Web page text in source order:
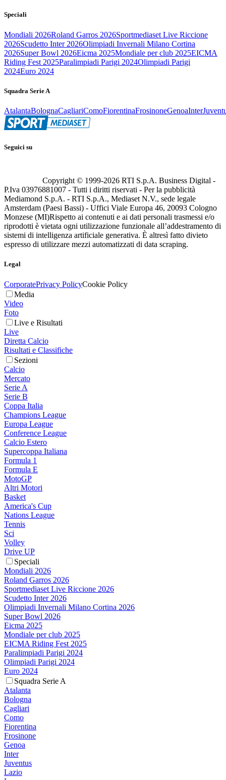
Speciali
Mondiali 2026Roland Garros 2026Sportmediaset Live Riccione
2026Scudetto Inter 2026Olimpiadi Invernali Milano Cortina
2026Super Bowl 2026Eicma 2025Mondiale per club 2025EICMA
Riding Fest 2025Paralimpiadi Parigi 2024Olimpiadi Parigi
2024Euro 2024
Squadra Serie A
AtalantaBolognaCagliariComoFiorentinaFrosinoneGenoaInter
Seguici su
Copyright © 1999-2026 RTI S.p.A. Business Digital -
P.Iva 03976881007 - Tutti i diritti riservati - Per la pubblicità
Mediamond S.p.A. - RTI S.p.A., Mediaset N.V., sede legale
Amsterdam (Paesi Bassi) - Uffici Viale Europa 46, 20093 Cologno
Monzese (MI)Rispetto ai contenuti e ai dati personali trasmessi e/o
riprodotti è vietata ogni utilizzazione funzionale all’addestramento di
sistemi di intelligenza artificiale generativa. È altresì fatto divieto
espresso di utilizzare mezzi automatizzati di data scraping.
Legal
CorporatePrivacy PolicyCookie Policy
Media
Video
Foto
Live e Risultati
Live
Diretta Calcio
Risultati e Classifiche
Sezioni
Calcio
Mercato
Serie A
Serie B
Coppa Italia
Champions League
Europa League
Conference League
Calcio Estero
Supercoppa Italiana
Formula 1
Formula E
MotoGP
Altri Motori
Basket
America's Cup
Nations League
Tennis
Sci
Volley
Drive UP
Speciali
Mondiali 2026
Roland Garros 2026
Sportmediaset Live Riccione 2026
Scudetto Inter 2026
Olimpiadi Invernali Milano Cortina 2026
Super Bowl 2026
Eicma 2025
Mondiale per club 2025
EICMA Riding Fest 2025
Paralimpiadi Parigi 2024
Olimpiadi Parigi 2024
Euro 2024
Squadra Serie A
Atalanta
Bologna
Cagliari
Como
Fiorentina
Frosinone
Genoa
Inter
Juventus
Lazio